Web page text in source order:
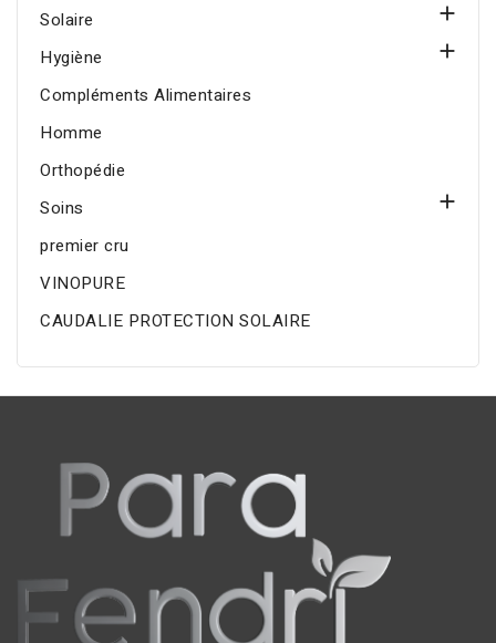
Solaire

Hygiène

Compléments Alimentaires
Homme
Orthopédie
Soins

premier cru
VINOPURE
CAUDALIE PROTECTION SOLAIRE